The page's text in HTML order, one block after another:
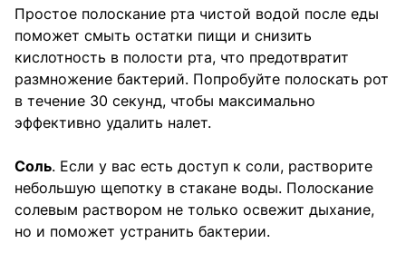
Простое полоскание рта чистой водой после еды
поможет смыть остатки пищи и снизить
кислотность в полости рта, что предотвратит
размножение бактерий. Попробуйте полоскать рот
в течение 30 секунд, чтобы максимально
эффективно удалить налет.
Соль. Если у вас есть доступ к соли, растворите
небольшую щепотку в стакане воды. Полоскание
солевым раствором не только освежит дыхание,
но и поможет устранить бактерии.